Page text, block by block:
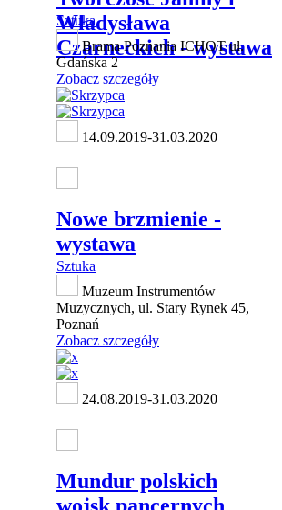
Władysława
Czarneckich - wystawa
Sztuka
Brama Poznania ICHOT ul.
Gdańska 2
Zobacz szczegóły
14.09.2019-31.03.2020
Nowe brzmienie -
wystawa
Sztuka
Muzeum Instrumentów
Muzycznych, ul. Stary Rynek 45,
Poznań
Zobacz szczegóły
24.08.2019-31.03.2020
Mundur polskich